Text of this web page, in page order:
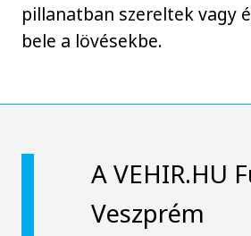
pillanatban szereltek vagy
bele a lövésekbe.
A VEHIR.HU
Veszprém